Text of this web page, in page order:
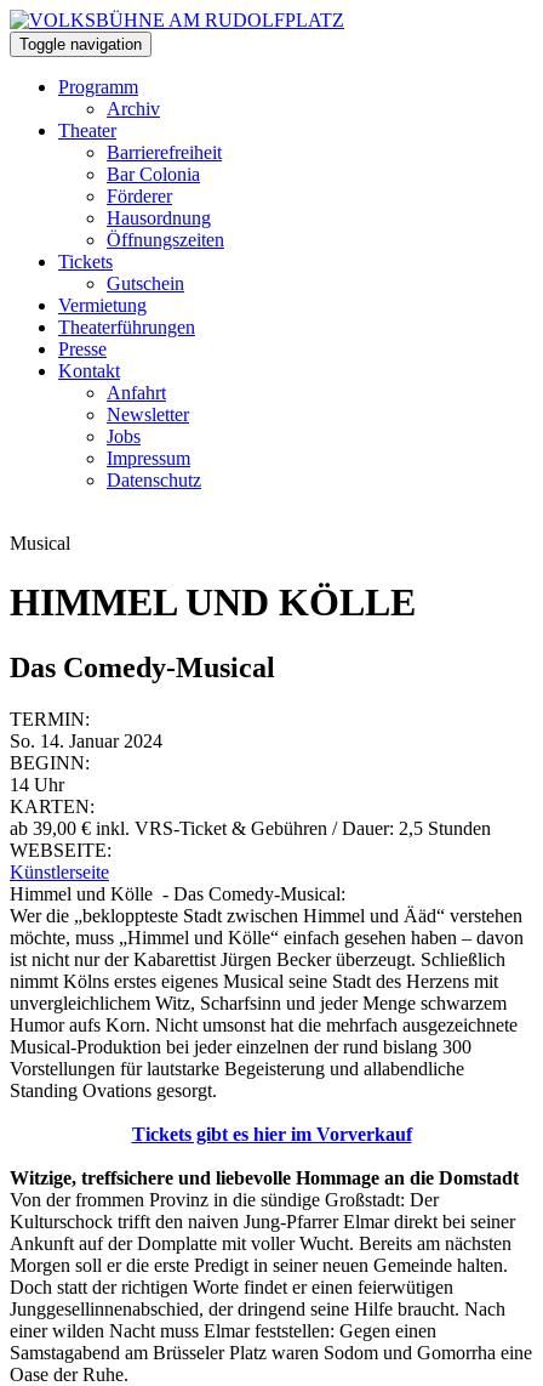
Toggle navigation
Programm
Archiv
Theater
Barrierefreiheit
Bar Colonia
Förderer
Hausordnung
Öffnungszeiten
Tickets
Gutschein
Vermietung
Theaterführungen
Presse
Kontakt
Anfahrt
Newsletter
Jobs
Impressum
Datenschutz
Musical
HIMMEL UND KÖLLE
Das Comedy-Musical
TERMIN:
So. 14. Januar 2024
BEGINN:
14 Uhr
KARTEN:
ab 39,00 € inkl. VRS-Ticket & Gebühren / Dauer: 2,5 Stunden
WEBSEITE:
Künstlerseite
Himmel und Kölle - Das Comedy-Musical:
Wer die „bekloppteste Stadt zwischen Himmel und Ääd“ verstehen
möchte, muss „Himmel und Kölle“ einfach gesehen haben – davon
ist nicht nur der Kabarettist Jürgen Becker überzeugt. Schließlich
nimmt Kölns erstes eigenes Musical seine Stadt des Herzens mit
unvergleichlichem Witz, Scharfsinn und jeder Menge schwarzem
Humor aufs Korn. Nicht umsonst hat die mehrfach ausgezeichnete
Musical-Produktion bei jeder einzelnen der rund bislang 300
Vorstellungen für lautstarke Begeisterung und allabendliche
Standing Ovations gesorgt.
Tickets gibt es hier im Vorverkauf
Witzige, treffsichere und liebevolle Hommage an die Domstadt
Von der frommen Provinz in die sündige Großstadt: Der
Kulturschock trifft den naiven Jung-Pfarrer Elmar direkt bei seiner
Ankunft auf der Domplatte mit voller Wucht. Bereits am nächsten
Morgen soll er die erste Predigt in seiner neuen Gemeinde halten.
Doch statt der richtigen Worte findet er einen feierwütigen
Junggesellinnenabschied, der dringend seine Hilfe braucht. Nach
einer wilden Nacht muss Elmar feststellen: Gegen einen
Samstagabend am Brüsseler Platz waren Sodom und Gomorrha eine
Oase der Ruhe.